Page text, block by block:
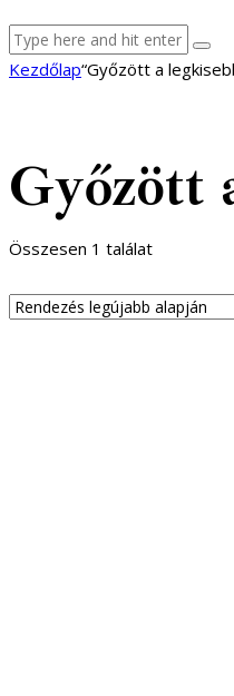
facebook-
youtube-
email
Kezdőlap“Győzött a
Győzött
Összesen 1 találat